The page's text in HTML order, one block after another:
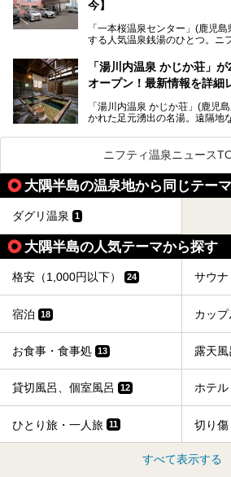
今回筆者自ら宿泊。桜島シーサ
食事やアクセスなど詳細レビュ
今】
「一本桜温泉センター」(鹿児
する人気温泉銭湯のひとつ。ニ
営業なので、就寝前の入浴や寝
抜群！ 多くの常連客やファンで
かし建物の老朽化に伴い、2026
は約2年後を予定しています。
「湯川内温泉 かじか荘」
オープン！最新情報を詳細
「湯川内温泉 かじか荘」(鹿児
かれた足元湧出の名湯。遠隔地
いえる存在です。2023年にい
後経営が変わり、復旧作業を実
り入浴施設としてプレオープン
地訪問。リニューアルした浴室
の相違点や注意事項などを詳細
ニフティ温泉ニュース
大隅半島の温泉地から同じテー
ダグリ温泉 1
大隅半島の人気テーマから探す
格安（1,000円以下） 24 サウナ
宿泊 18 カップ
お食事・食事処 13 露天風
貸切風呂、個室風呂 12 ホテル
ひとり旅・一人旅 11 切り傷
すべて表示する